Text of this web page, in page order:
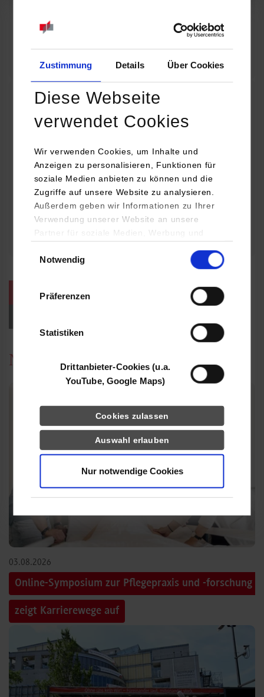
Zustimmung Details Über Cookies
Diese Webseite
verwendet Cookies
Wir verwenden Cookies, um Inhalte und
Anzeigen zu personalisieren, Funktionen für
soziale Medien anbieten zu können und die
Zugriffe auf unsere Website zu analysieren.
Außerdem geben wir Informationen zu Ihrer
Verwendung unserer Website an unsere
Partner für soziale Medien, Werbung und
YouTube, Google Maps) führen diese
Daten zusammen, die Sie ihnen bereitgestellt
haben oder die sie im Rahmen Ihrer Nutzung
Notwendig
Präferenzen
Statistiken
Drittanbieter-Cookies (u.a.
YouTube, Google Maps)
Cookies zulassen
Auswahl erlauben
Nur notwendige Cookies
Online INDIS-Infoveranstaltung für Studierende
Zum Event
Technologietag: Clean Urban Transportation –
nachhaltige Mobilität im (sub)urbanen Umfeld
16.09.2026 - 17.09.2026
Im Mittelpunkt stehen elektrische Antriebe, moderne
Batterietechnologien und innovative Fahrzeugkonzepte für
nachhaltige Mobilität in Stadt und…
weitere Veranstaltungen / Termine
News
03.08.2026
Online-Symposium zur Pflegepraxis und -forschung
zeigt Karrierewege auf